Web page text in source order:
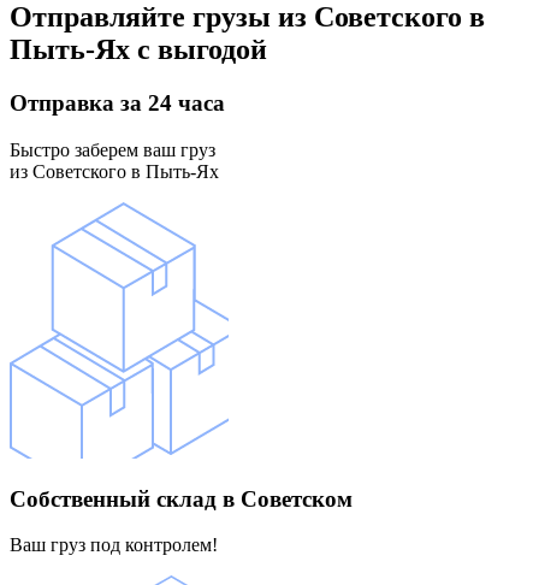
Отправляйте грузы из Советского в
Пыть-Ях с выгодой
Отправка за 24 часа
Быстро заберем ваш груз
из Советского в Пыть-Ях
Собственный склад в Советском
Ваш груз под контролем!